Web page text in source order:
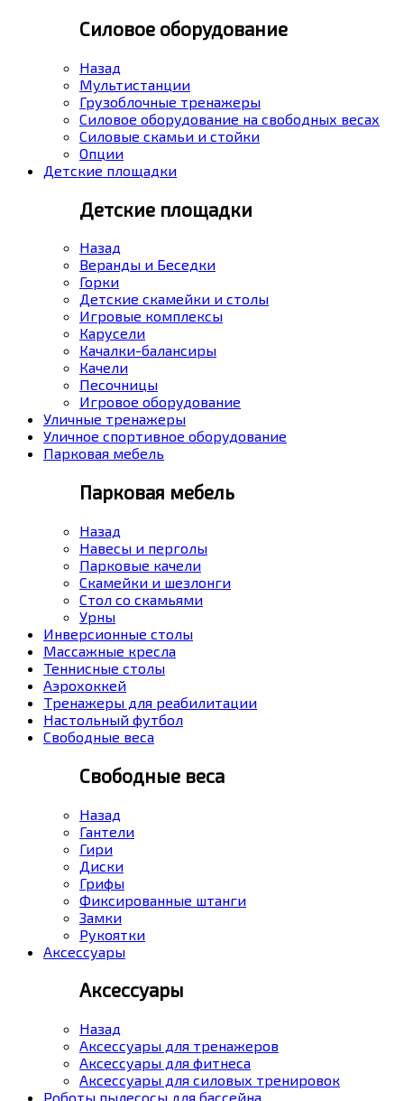
Силовое оборудование
Назад
Мультистанции
Грузоблочные тренажеры
Силовое оборудование на свободных весах
Силовые скамьи и стойки
Опции
Детские площадки
Детские площадки
Назад
Веранды и Беседки
Горки
Детские скамейки и столы
Игровые комплексы
Карусели
Качалки-балансиры
Качели
Песочницы
Игровое оборудование
Уличные тренажеры
Уличное спортивное оборудование
Парковая мебель
Парковая мебель
Назад
Навесы и перголы
Парковые качели
Скамейки и шезлонги
Стол со скамьями
Урны
Инверсионные столы
Массажные кресла
Теннисные столы
Аэрохоккей
Тренажеры для реабилитации
Настольный футбол
Свободные веса
Свободные веса
Назад
Гантели
Гири
Диски
Грифы
Фиксированные штанги
Замки
Рукоятки
Аксессуары
Аксессуары
Назад
Аксессуары для тренажеров
Аксессуары для фитнеса
Аксессуары для силовых тренировок
Роботы пылесосы для бассейна